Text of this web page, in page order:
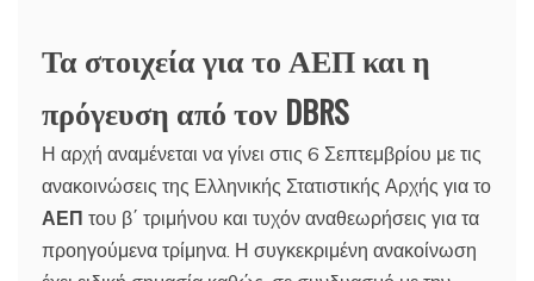
Τα στοιχεία για το ΑΕΠ και η
πρόγευση από τον DBRS
Η αρχή αναμένεται να γίνει στις 6 Σεπτεμβρίου με τις
ανακοινώσεις της Ελληνικής Στατιστικής Αρχής για το
ΑΕΠ του β΄ τριμήνου και τυχόν αναθεωρήσεις για τα
προηγούμενα τρίμηνα. Η συγκεκριμένη ανακοίνωση